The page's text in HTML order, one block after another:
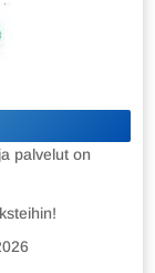
palvelut on